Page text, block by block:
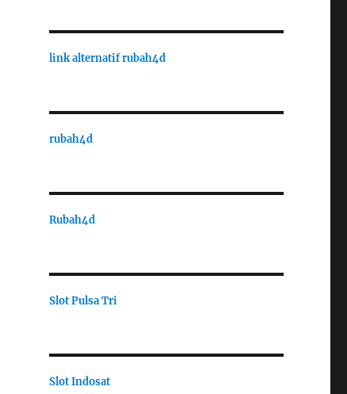
link alternatif rubah4d
rubah4d
Rubah4d
Slot Pulsa Tri
Slot Indosat